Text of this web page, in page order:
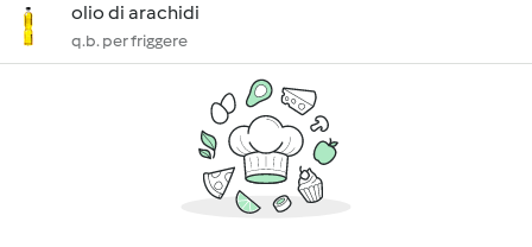
olio di arachidi
q.b. per friggere